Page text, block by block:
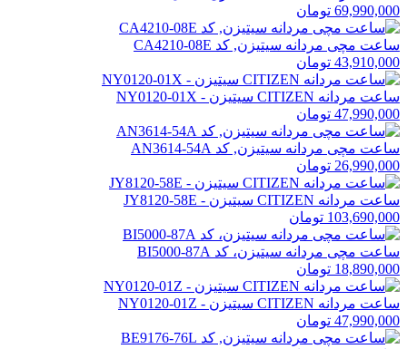
69,990,000 تومان
ساعت مچی مردانه سیتیزن, کد CA4210-08E
43,910,000 تومان
ساعت مردانه CITIZEN سیتیزن - NY0120-01X
47,990,000 تومان
ساعت مچی مردانه سیتیزن, کد AN3614-54A
26,990,000 تومان
ساعت مردانه CITIZEN سیتیزن - JY8120-58E
103,690,000 تومان
ساعت مچی مردانه سیتیزن، کد BI5000-87A
18,890,000 تومان
ساعت مردانه CITIZEN سیتیزن - NY0120-01Z
47,990,000 تومان